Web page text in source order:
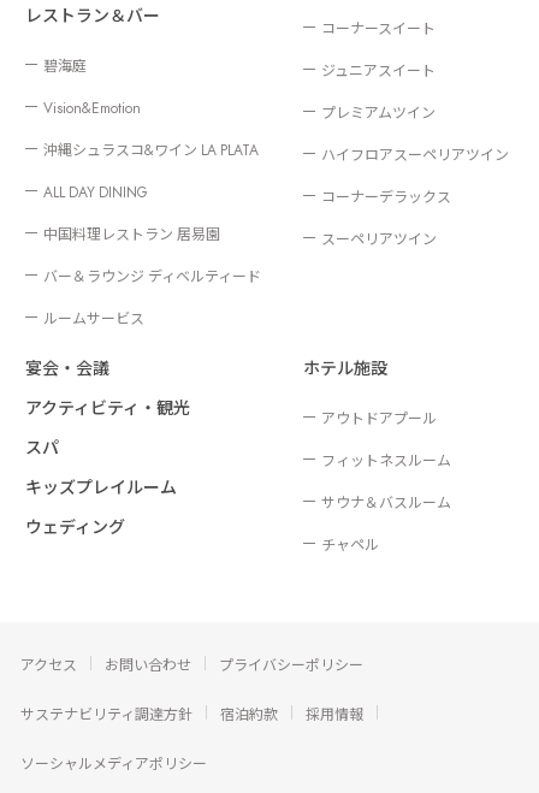
コーナースイート
ジュニアスイート
プレミアムツイン
ハイフロアスーペリアツイン
コーナーデラックス
スーペリアツイン
レストラン＆バー
碧海庭
Vision&Emotion
沖縄シュラスコ&ワイン LA PLATA
ALL DAY DINING
中国料理レストラン 居易園
バー＆ラウンジ ディベルティード
ルームサービス
宴会・会議
アクティビティ・観光
スパ
キッズプレイルーム
ウェディング
ホテル施設
アウトドアプール
フィットネスルーム
サウナ＆バスルーム
チャペル
アクセス お問い合わせ プライバシーポリシー
サステナビリティ調達方針 宿泊約款 採用情報
ソーシャルメディアポリシー